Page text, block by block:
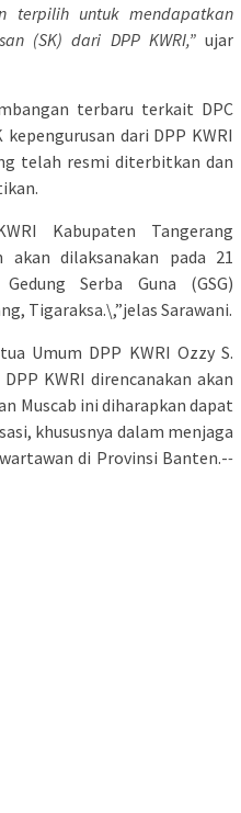
terpilih untuk mendapatkan
(SK) dari DPP KWRI,”ujar
terbaru terkait DPC
dari DPP KWRI
telah resmi diterbitkan dan
Kabupaten Tangerang
akan dilaksanakan pada 21
Serba Guna (GSG)
Tigaraksa.\,”jelas Sarawani.
Umum DPP KWRI Ozzy S.
KWRI direncanakan akan
Muscab ini diharapkan dapat
khususnya dalam menjaga
di Provinsi Banten.--